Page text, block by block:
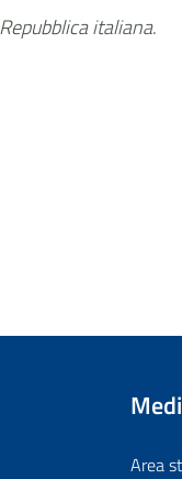
italiana.
Area